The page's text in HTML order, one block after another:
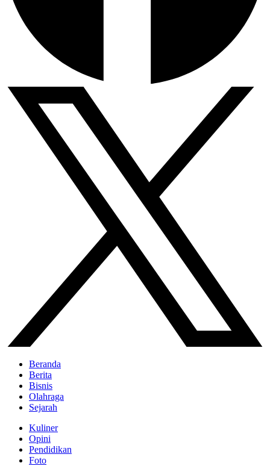
Beranda
Berita
Bisnis
Olahraga
Sejarah
Kuliner
Opini
Pendidikan
Foto